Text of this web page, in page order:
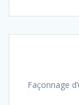
Façonnage